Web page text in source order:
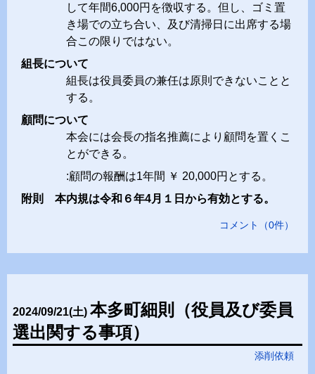
して年間6,000円を徴収する。但し、ゴミ置
き場での立ち合い、及び清掃日に出席する場
合この限りではない。
組長について
組長は役員委員の兼任は原則できないことと
する。
顧問について
本会には会長の指名推薦により顧問を置くこ
とができる。
:顧問の報酬は1年間 ￥ 20,000円とする。
附則 本内規は令和６年4月１日から有効とする。
コメント （0件）
2024/09/21(土) 本多町細則（役員及び委員
選出関する事項）
添削依頼